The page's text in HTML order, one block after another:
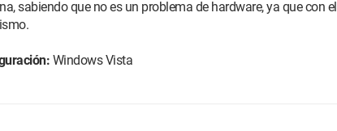
sabiendo que no es un problema de hardware, ya que con el
Windows Vista